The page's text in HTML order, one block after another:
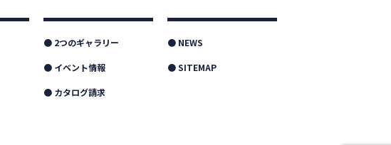
● 2つのギャラリー
● イベント情報
● カタログ請求
● NEWS
● SITEMAP